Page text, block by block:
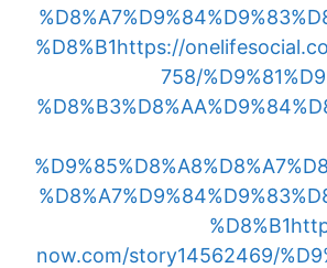
%D8%B1https://
758/
%D8%B1
now.com/story14562469/